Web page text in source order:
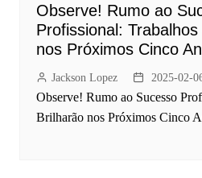
Observe! Rumo ao
Profissional:
nos Próximos Cinco
Jackson Lopez 2025-02-
Observe! Rumo ao Sucesso
Brilharão nos Próximos Cinco